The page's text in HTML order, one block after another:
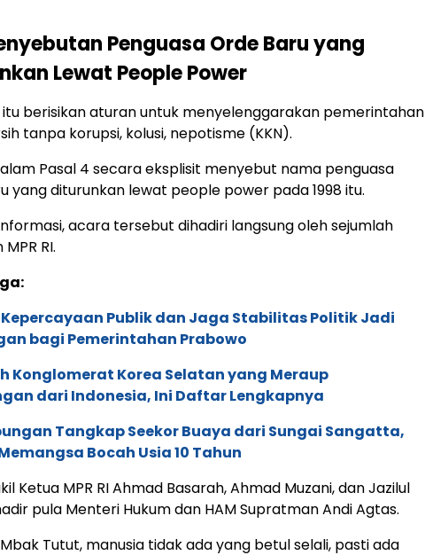
Penguasa Orde Baru yang
Lewat People Power
itu berisikan aturan untuk menyelenggarakan pemerintahan
tanpa korupsi, kolusi, nepotisme (KKN).
Pasal 4 secara eksplisit menyebut nama penguasa
yang diturunkan lewat people power pada 1998 itu.
acara tersebut dihadiri langsung oleh sejumlah
RI.
Publik dan Jaga Stabilitas Politik Jadi
bagi Pemerintahan Prabowo
Konglomerat Korea Selatan yang Meraup
dari Indonesia, Ini Daftar Lengkapnya
Tangkap Seekor Buaya dari Sungai Sangatta,
Bocah Usia 10 Tahun
Ketua MPR RI Ahmad Basarah, Ahmad Muzani, dan Jazilul
pula Menteri Hukum dan HAM Supratman Andi Agtas.
Tutut, manusia tidak ada yang betul selali, pasti ada